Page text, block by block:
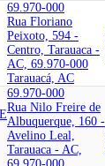
69.970-000
Rua Floriano
Peixoto, 594 -
Centro, Tarauaca -
AC, 69.970-000
Tarauacá, AC
69.970-000
Rua Nilo Freire de
Albuquerque, 160 -
Avelino Leal,
Tarauaca - AC,